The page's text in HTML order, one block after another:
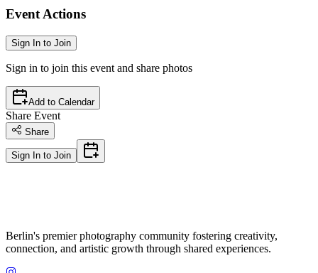
Event Actions
Sign In to Join
Sign in to join this event and share photos
Add to Calendar
Share Event
Share
Sign In to Join
Berlin's premier photography community fostering creativity,
connection, and artistic growth through shared experiences.